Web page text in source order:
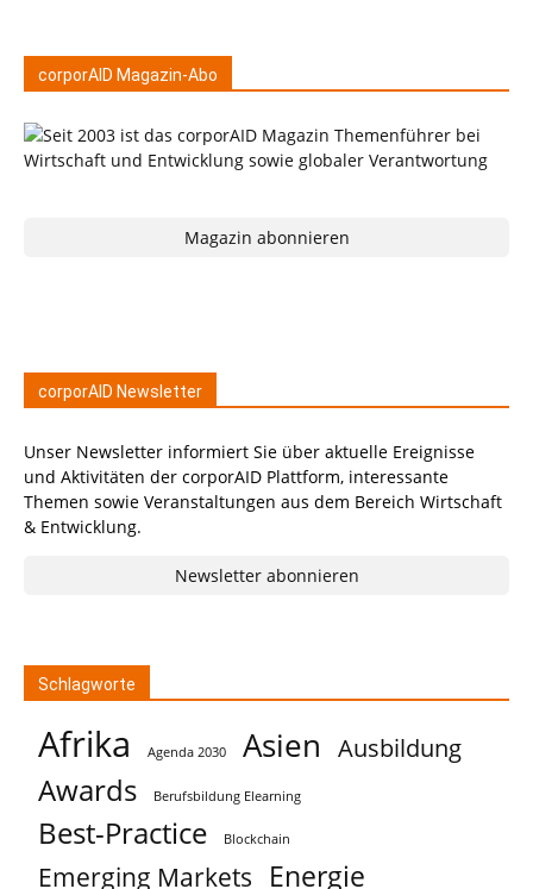
corporAID Magazin-Abo
Magazin abonnieren
corporAID Newsletter
Unser Newsletter informiert Sie über aktuelle Ereignisse
und Aktivitäten der corporAID Plattform, interessante
Themen sowie Veranstaltungen aus dem Bereich Wirtschaft
& Entwicklung.
Newsletter abonnieren
Schlagworte
Afrika Agenda 2030 Asien Ausbildung
Awards Berufsbildung Elearning
Best-Practice Blockchain
Emerging Markets Energie